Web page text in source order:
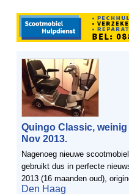
Quingo Classic,
Nov 2013.
Nagenoeg nieuwe
gebruikt dus in perfecte
2013 (16 maanden oud),
nieuwprijs was 4250,- euro.
Den Haag